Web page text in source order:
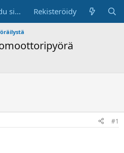
Kirjaudu sisään Rekisteröidy
#1